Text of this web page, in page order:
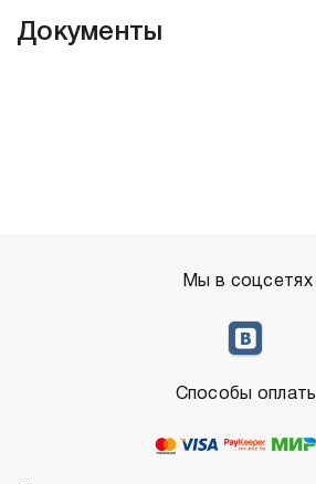
Документы
Мы в соцсетях
Способы оплаты